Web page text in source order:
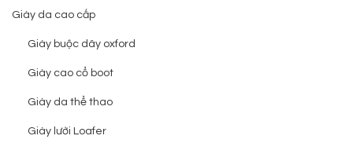
Giày da cao cấp
Giày buộc dây oxford
Giày cao cổ boot
Giày da thể thao
Giày lười Loafer